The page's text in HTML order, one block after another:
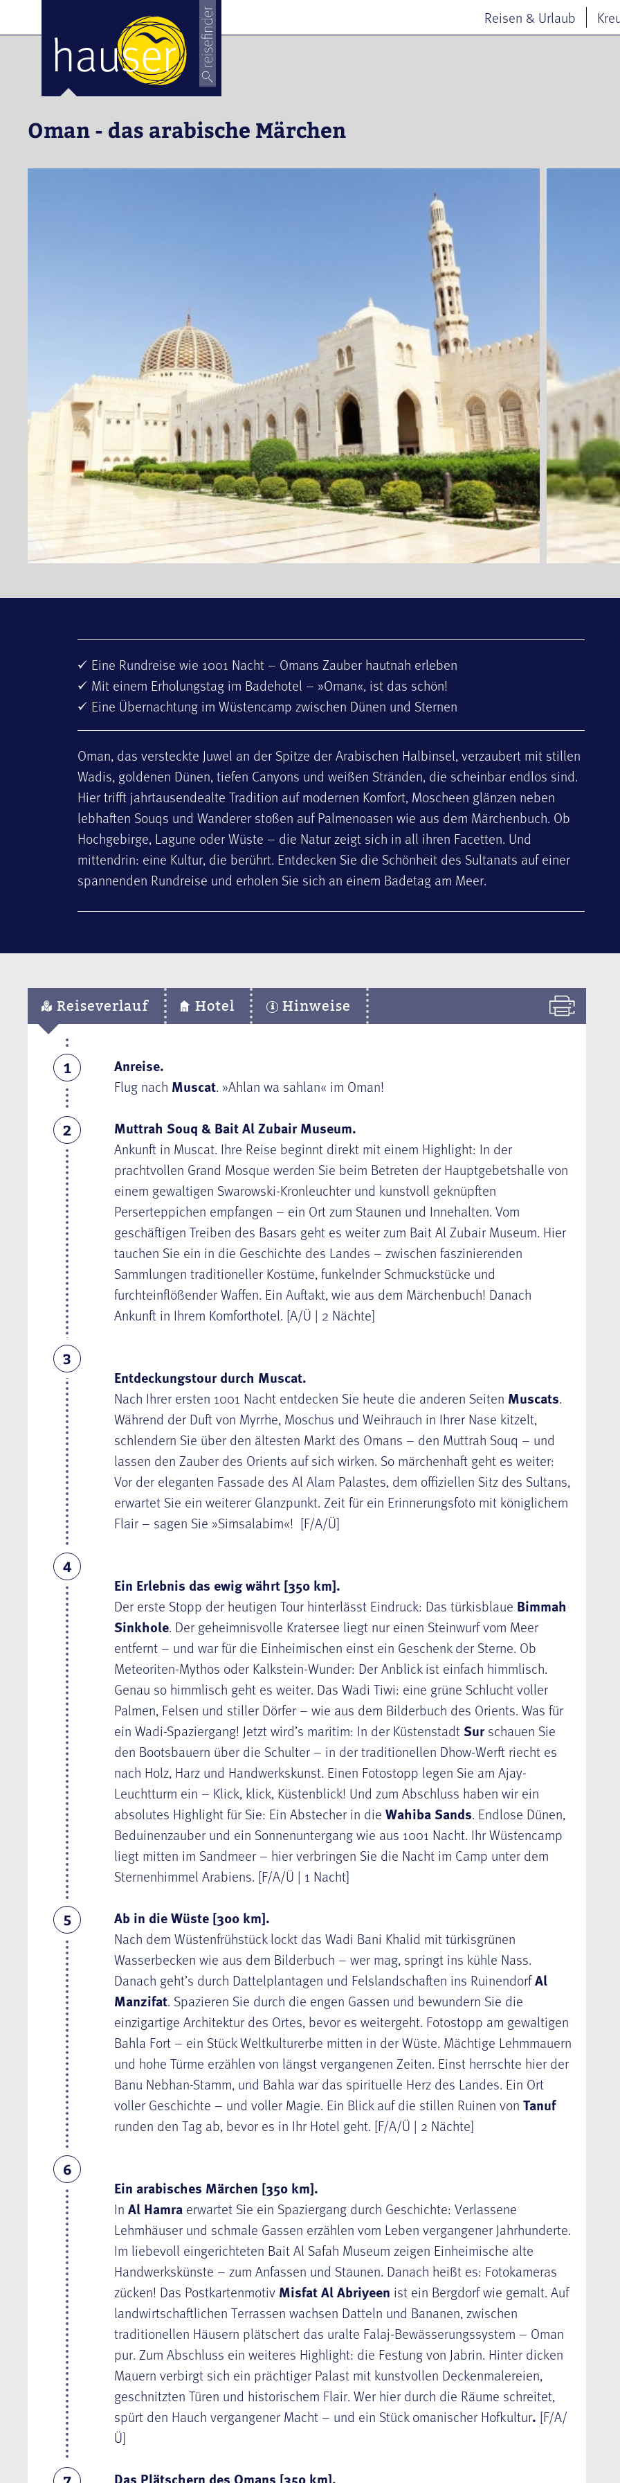
Reisen & Urlaub
Oman - das arabische Märchen
1. Tag:
Eine Rundreise wie 1001 Nacht – Omans Zauber hautnah erleben
Mit einem Erholungstag im Badehotel – »Oman«, ist das schön!
Eine Übernachtung im Wüstencamp zwischen Dünen und Sternen
Oman, das versteckte Juwel an der Spitze der Arabischen Halbinsel, verzaubert mit stillen
Wadis, goldenen Dünen, tiefen Canyons und weißen Stränden, die scheinbar endlos sind.
Hier trifft jahrtausendealte Tradition auf modernen Komfort, Moscheen glänzen neben
lebhaften Souqs und Wanderer stoßen auf Palmenoasen wie aus dem Märchenbuch. Ob
Hochgebirge, Lagune oder Wüste – die Natur zeigt sich in all ihren Facetten. Und
mittendrin: eine Kultur, die berührt. Entdecken Sie die Schönheit des Sultanats auf einer
spannenden Rundreise und erholen Sie sich an einem Badetag am Meer.
Reiseverlauf Hotel Hinweise
1
Anreise.
Flug nach Muscat. »Ahlan wa sahlan« im Oman!
2
Muttrah Souq & Bait Al Zubair Museum.
Ankunft in Muscat. Ihre Reise beginnt direkt mit einem Highlight: In der
prachtvollen Grand Mosque werden Sie beim Betreten der Hauptgebetshalle von
einem gewaltigen Swarowski-Kronleuchter und kunstvoll geknüpften
Perserteppichen empfangen – ein Ort zum Staunen und Innehalten. Vom
geschäftigen Treiben des Basars geht es weiter zum Bait Al Zubair Museum. Hier
tauchen Sie ein in die Geschichte des Landes – zwischen faszinierenden
Sammlungen traditioneller Kostüme, funkelnder Schmuckstücke und
furchteinflößender Waffen. Ein Auftakt, wie aus dem Märchenbuch! Danach
Ankunft in Ihrem Komforthotel. [A/Ü | 2 Nächte]
3
Entdeckungstour durch Muscat.
Nach Ihrer ersten 1001 Nacht entdecken Sie heute die anderen Seiten Muscats.
Während der Duft von Myrrhe, Moschus und Weihrauch in Ihrer Nase kitzelt,
schlendern Sie über den ältesten Markt des Omans – den Muttrah Souq – und
lassen den Zauber des Orients auf sich wirken. So märchenhaft geht es weiter:
Vor der eleganten Fassade des Al Alam Palastes, dem offiziellen Sitz des Sultans,
erwartet Sie ein weiterer Glanzpunkt. Zeit für ein Erinnerungsfoto mit königlichem
Flair – sagen Sie »Simsalabim«! [F/A/Ü]
4
Ein Erlebnis das ewig währt [350 km].
Der erste Stopp der heutigen Tour hinterlässt Eindruck: Das türkisblaue Bimmah
Sinkhole. Der geheimnisvolle Kratersee liegt nur einen Steinwurf vom Meer
entfernt – und war für die Einheimischen einst ein Geschenk der Sterne. Ob
Meteoriten-Mythos oder Kalkstein-Wunder: Der Anblick ist einfach himmlisch.
Genau so himmlisch geht es weiter. Das Wadi Tiwi: eine grüne Schlucht voller
Palmen, Felsen und stiller Dörfer – wie aus dem Bilderbuch des Orients. Was für
ein Wadi-Spaziergang! Jetzt wird’s maritim: In der KüstenstadtSurschauen Sie
den Bootsbauern über die Schulter – in der traditionellen Dhow-Werft riecht es
nach Holz, Harz und Handwerkskunst. Einen Fotostopp legen Sie am Ajay-
Leuchtturm ein – Klick, klick, Küstenblick! Und zum Abschluss haben wir ein
absolutes Highlight für Sie: Ein Abstecher in die Wahiba Sands. Endlose Dünen,
Beduinenzauber und ein Sonnenuntergang wie aus 1001 Nacht. Ihr Wüstencamp
liegt mitten im Sandmeer – hier verbringen Sie die Nacht im Camp unter dem
Sternenhimmel Arabiens. [F/A/Ü | 1 Nacht]
5
Ab in die Wüste [300 km].
Nach dem Wüstenfrühstück lockt das Wadi Bani Khalid mit türkisgrünen
Wasserbecken wie aus dem Bilderbuch – wer mag, springt ins kühle Nass.
Danach geht’s durch Dattelplantagen und Felslandschaften ins RuinendorfAl
Manzifat. Spazieren Sie durch die engen Gassen und bewundern Sie die
einzigartige Architektur des Ortes, bevor es weitergeht. Fotostopp am gewaltigen
Bahla Fort – ein Stück Weltkulturerbe mitten in der Wüste. Mächtige Lehmmauern
und hohe Türme erzählen von längst vergangenen Zeiten. Einst herrschte hier der
Banu Nebhan-Stamm, und Bahla war das spirituelle Herz des Landes. Ein Ort
voller Geschichte – und voller Magie. Ein Blick auf die stillen Ruinen von Tanuf
runden den Tag ab, bevor es in Ihr Hotel geht. [F/A/Ü | 2 Nächte]
6
Ein arabisches Märchen [350 km].
In Al Hamra erwartet Sie ein Spaziergang durch Geschichte: Verlassene
Lehmhäuser und schmale Gassen erzählen vom Leben vergangener Jahrhunderte.
Im liebevoll eingerichteten Bait Al Safah Museum zeigen Einheimische alte
Handwerkskünste – zum Anfassen und Staunen. Danach heißt es: Fotokameras
zücken! Das Postkartenmotiv Misfat Al Abriyeen ist ein Bergdorf wie gemalt. Auf
landwirtschaftlichen Terrassen wachsen Datteln und Bananen, zwischen
traditionellen Häusern plätschert das uralte Falaj-Bewässerungssystem – Oman
pur. Zum Abschluss ein weiteres Highlight: die Festung von Jabrin. Hinter dicken
Mauern verbirgt sich ein prächtiger Palast mit kunstvollen Deckenmalereien,
geschnitzten Türen und historischem Flair. Wer hier durch die Räume schreitet,
spürt den Hauch vergangener Macht – und ein Stück omanischer Hofkultur. [F/A/
Ü]
Das Plätschern des Omans [350 km].